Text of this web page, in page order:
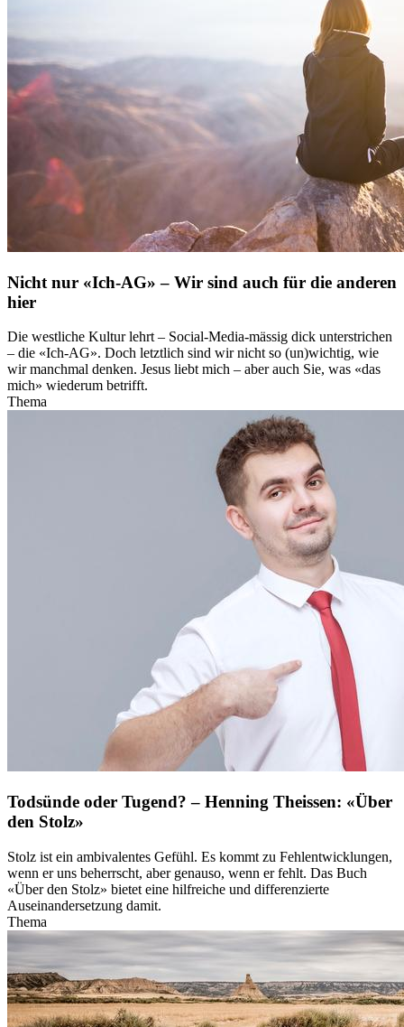
Nicht nur «Ich-AG» – Wir sind auch für die anderen
hier
Die westliche Kultur lehrt – Social-Media-mässig dick unterstrichen
– die «Ich-AG». Doch letztlich sind wir nicht so (un)wichtig, wie
wir manchmal denken. Jesus liebt mich – aber auch Sie, was «das
mich» wiederum betrifft.
Thema
Todsünde oder Tugend? – Henning Theissen: «Über
den Stolz»
Stolz ist ein ambivalentes Gefühl. Es kommt zu Fehlentwicklungen,
wenn er uns beherrscht, aber genauso, wenn er fehlt. Das Buch
«Über den Stolz» bietet eine hilfreiche und differenzierte
Auseinandersetzung damit.
Thema